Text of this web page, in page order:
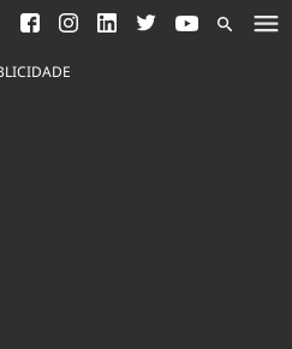
Saneamento
Indicadores